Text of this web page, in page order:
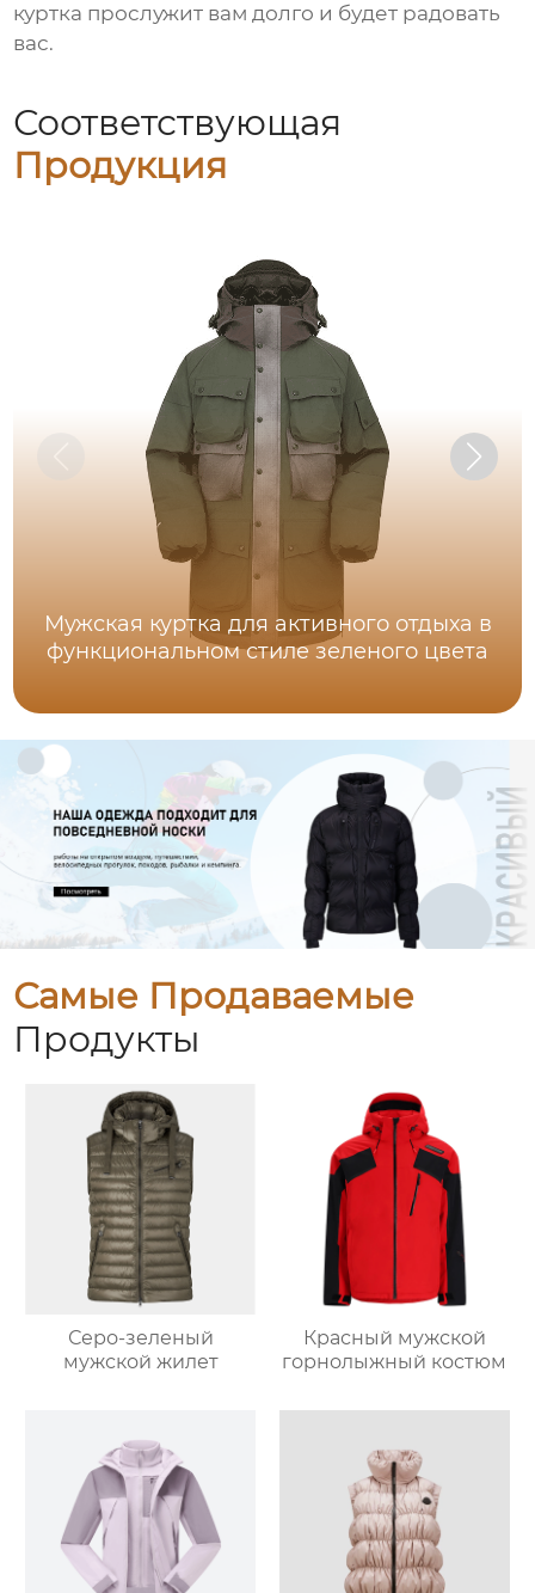
куртка прослужит вам долго и будет радовать
вас.
Соответствующая
Продукция
Мужская куртка для активного отдыха в
функциональном стиле зеленого цвета
Самые Продаваемые
Продукты
Серо-зеленый
мужской жилет
Красный мужской
горнолыжный костюм